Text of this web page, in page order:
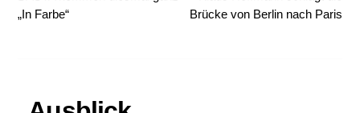
„In Farbe“
Brücke von Berlin nach Paris